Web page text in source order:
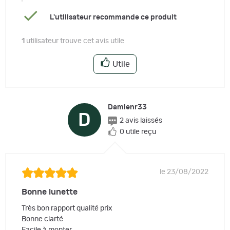
L'utilisateur recommande ce produit
1 utilisateur trouve cet avis utile
Utile
D
Damienr33
2 avis laissés
0 utile reçu
le 23/08/2022
Bonne lunette
Très bon rapport qualité prix
Bonne clarté